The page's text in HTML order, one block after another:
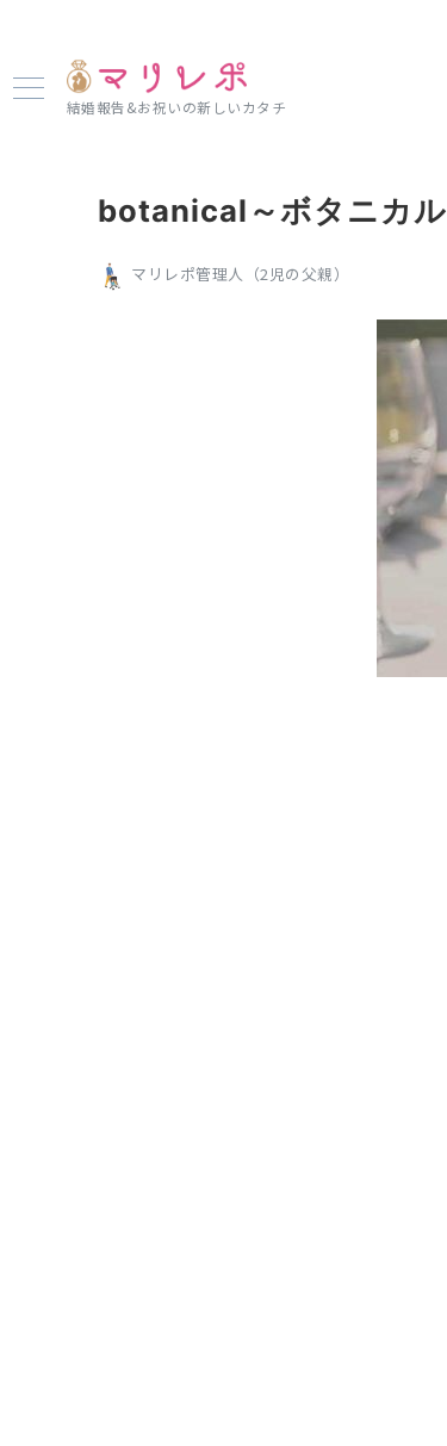
結婚報告&お祝いの新しいカタチ
botanical～ボタニカル
マリレポ管理人（2児の父親）